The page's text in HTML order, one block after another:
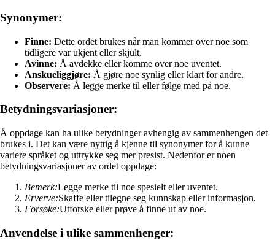
Synonymer:
Finne: Dette ordet brukes når man kommer over noe som
tidligere var ukjent eller skjult.
Avinne: Å avdekke eller komme over noe uventet.
Anskueliggjøre: Å gjøre noe synlig eller klart for andre.
Observere: Å legge merke til eller følge med på noe.
Betydningsvariasjoner:
Å oppdage kan ha ulike betydninger avhengig av sammenhengen det
brukes i. Det kan være nyttig å kjenne til synonymer for å kunne
variere språket og uttrykke seg mer presist. Nedenfor er noen
betydningsvariasjoner av ordet oppdage:
Bemerk:Legge merke til noe spesielt eller uventet.
Erverve:Skaffe eller tilegne seg kunnskap eller informasjon.
Forsøke:Utforske eller prøve å finne ut av noe.
Anvendelse i ulike sammenhenger: